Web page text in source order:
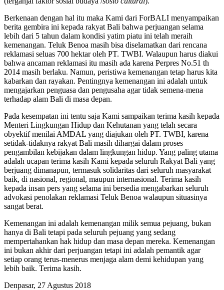
Berkenaan dengan hal itu maka Kami dari ForBALI menyampaikan
berita gembira ini kepada rakyat Bali bahwa perjuangan selama
lebih dari 5 tahun dalam kondisi yatim piatu ini telah meraih
kemenangan. Teluk Benoa masih bisa diselamatkan dari rencana
reklamasi seluas 700 hektar oleh PT. TWBI. Walaupun harus diakui
bahwa ancaman reklamasi itu masih ada karena Perpres No.51 th
2014 masih berlaku. Namun, peristiwa kemenangan tetap harus kita
kabarkan dan rayakan. Pentingnya kemenangan ini adalah untuk
mengajarkan penguasa dan pengusaha agar tidak semena-mena
terhadap alam Bali di masa depan.
Pada kesempatan ini tentu saja Kami sampaikan terima kasih kepada
Menteri Lingkungan Hidup dan Kehutanan yang telah secara
obyektif menilai AMDAL yang diajukan oleh PT. TWBI, karena
setidak-tidaknya rakyat Bali masih dihargai dalam proses
pengambilan kebijakan dalam lingkungan hidup. Yang paling utama
adalah ucapan terima kasih Kami kepada seluruh Rakyat Bali yang
berjuang dimanapun, termasuk solidaritas dari seluruh masyarakat
baik, di nasional, regional, maupun internasional. Terima kasih
kepada insan pers yang selama ini bersedia mengabarkan seluruh
advokasi penolakan reklamasi Teluk Benoa walaupun situasinya
sangat berat.
Kemenangan ini adalah kemenangan milik semua pejuang, bukan
hanya di Bali tetapi pada seluruh pejuang yang sedang
mempertahankan hak hidup dan masa depan mereka. Kemenangan
ini bukan akhir dari perjuangan tetapi ini adalah pemantik agar
setiap orang terus-menerus menjaga alam demi kehidupan yang
lebih baik. Terima kasih.
Denpasar, 27 Agustus 2018